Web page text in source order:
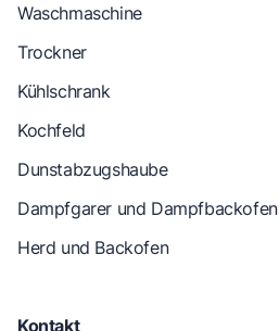
Waschmaschine
Trockner
Kühlschrank
Kochfeld
Dunstabzugshaube
Dampfgarer und Dampfbackofen
Herd und Backofen
Kontakt